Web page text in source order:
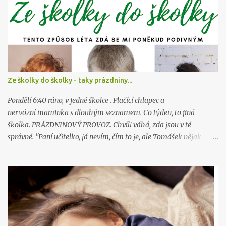
v
a
Ze školky do školky - taky prázdniny...
Pondělí 6:40 ráno, v jedné školce . Plačící chlapec a
nervózní maminka s dlouhým seznamem. Co týden, to jiná
školka. PRÁZDNINOVÝ PROVOZ. Chvíli váhá, zda jsou v té
správné. "Paní učitelko, já nevím, čím to je, ale Tomášek nějak
společné "Tour de školky" znají. Většina jsou cizinci. Tatínek hlásí,
že si pro dvojčata přijde těsně před pátou. Čeká je dlouhý den.
Rodiče potřebují pracovat. Nové paní učitelky, nové prostředí, noví
kamarádi, trochu jiný režim dne a činností. Občas přijde i úplně
jiná paní učitelka. Směny mají rozdělené, aby si stihly všechny